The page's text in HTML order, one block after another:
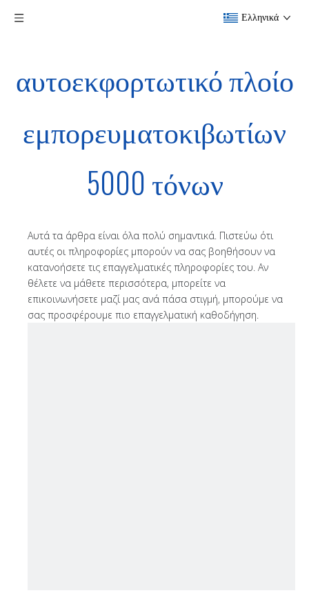
Ελληνικά
αυτοεκφορτωτικό πλοίο
εμπορευματοκιβωτίων
5000 τόνων
Αυτά τα άρθρα είναι όλα πολύ σημαντικά. Πιστεύω ότι
αυτές οι πληροφορίες μπορούν να σας βοηθήσουν να
κατανοήσετε τις επαγγελματικές πληροφορίες του. Αν
θέλετε να μάθετε περισσότερα, μπορείτε να
επικοινωνήσετε μαζί μας ανά πάσα στιγμή, μπορούμε να
σας προσφέρουμε πιο επαγγελματική καθοδήγηση.